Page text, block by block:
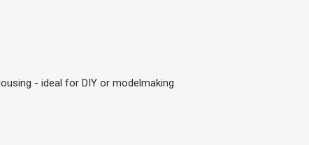
- ideal for DIY or modelmaking